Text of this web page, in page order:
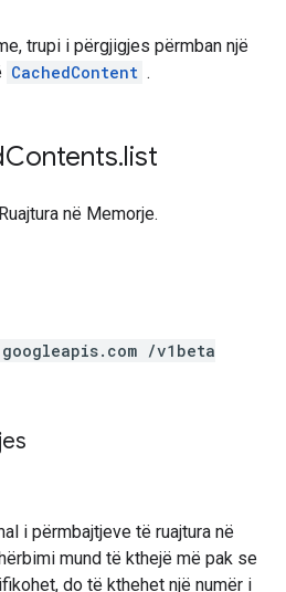
trupi i përgjigjes përmban një
CachedContent .
Contents.list
në Memorje.
/v1beta
i përmbajtjeve të ruajtura në
mund të kthejë më pak se
do të kthehet një numër i